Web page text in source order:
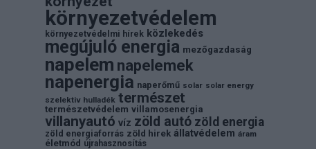
környezetvédelem
környezetvédelmi hírek közlekedés
megújuló energia mezőgazdaság
napelem napelemek
napenergia naperőmű solar solar energy
szelektiv hulladék természet
természetvédelem villamosenergia
villanyautó víz zöld autó zöld energia
zöld energiaforrás zöld hirek állatvédelem áram
életmód újrahasznosítás